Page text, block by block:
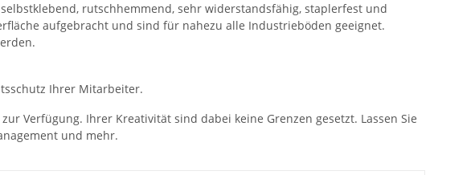
rutschhemmend, sehr widerstandsfähig, staplerfest und
aufgebracht und sind für nahezu alle Industrieböden geeignet.
Ihrer Mitarbeiter.
Verfügung. Ihrer Kreativität sind dabei keine Grenzen gesetzt. Lassen Sie
und mehr.